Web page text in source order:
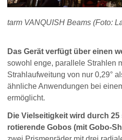
tarm VANQUISH Beams (Foto:
Das Gerät verfügt über einen
sowohl enge, parallele Strahlen
Strahlaufweitung von nur 0,29°
ähnliche Anwendungen bei
ermöglicht.
Die Vielseitigkeit wird durch
rotierende Gobos (mit Gobo-